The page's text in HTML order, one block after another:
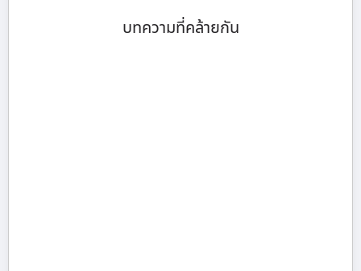
บทความที่คล้ายกัน